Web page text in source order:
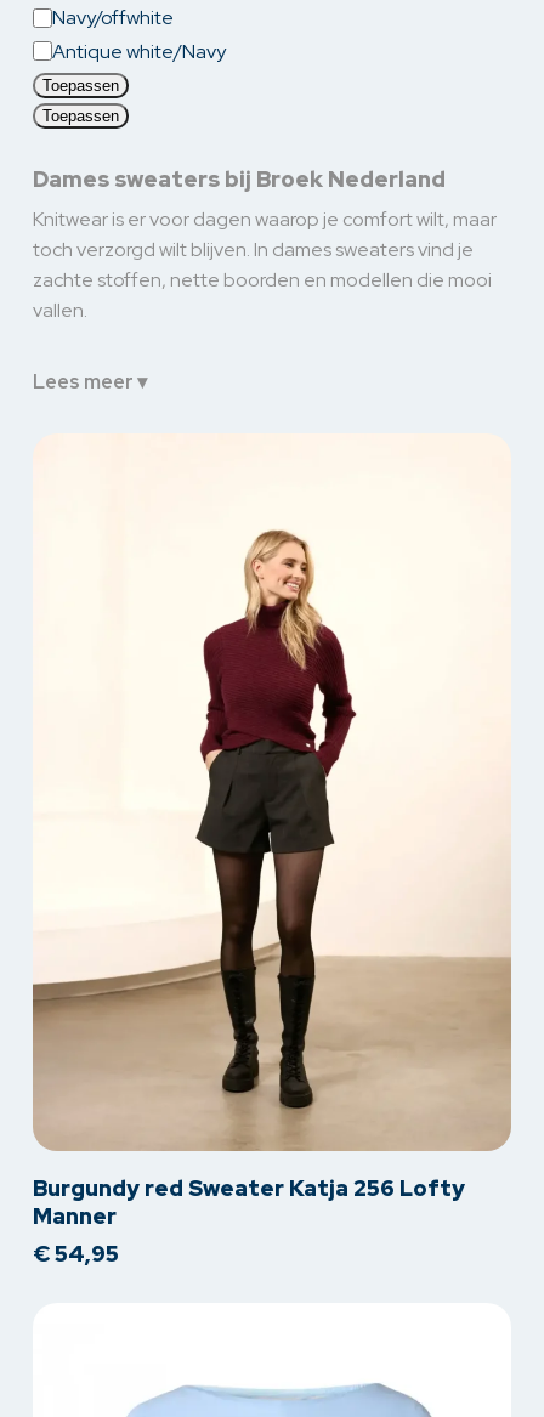
Navy/offwhite
Antique white/Navy
Toepassen
Toepassen
Dames sweaters bij Broek Nederland
Knitwear is er voor dagen waarop je comfort wilt, maar
toch verzorgd wilt blijven. In dames sweaters vind je
zachte stoffen, nette boorden en modellen die mooi
vallen.
Lees meer
product
heeft
meerdere
Burgundy red Sweater Katja 256 Lofty
Manner
€54,95